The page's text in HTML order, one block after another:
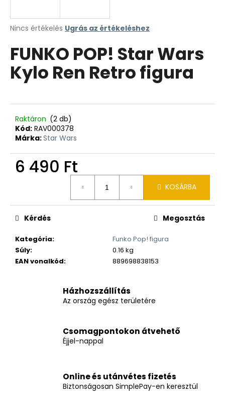
A
átlagos
értékelése
5-
ből
Nincs értékelés Ugrás az értékeléshez
FUNKO POP! Star Wars
Kylo Ren Retro figura
Raktáron (2 db)
Kód: RAV000378
Márka:Star Wars
6 490 Ft
KOSÁRBA
Kategória:
Funko Pop! figura
Súly:
0.16 kg
EAN vonalkód: 889698838153
Kérdés Megosztás
Házhozszállítás
Az ország egész területére
Csomagpontokon átvehető
Éjjel-nappal
Online és utánvétes fizetés
Biztonságosan SimplePay-en keresztül